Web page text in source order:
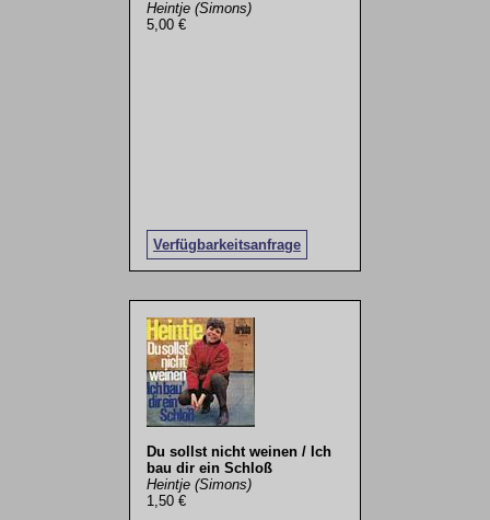
Heintje (Simons)
5,00 €
Verfügbarkeitsanfrage
Du sollst nicht weinen / Ich
bau dir ein Schloß
Heintje (Simons)
1,50 €